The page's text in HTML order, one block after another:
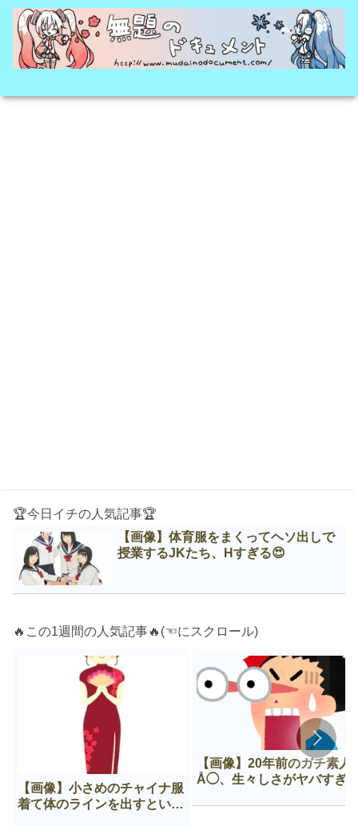
🏆今日イチの人気記事🏆
【画像】体育服をまくってヘソ出しで
授業するJKたち、Нすぎる😍
🔥この1週間の人気記事🔥(☜にスクロール)
【画像】小さめのチャイナ服
着て体のラインを出すという
【画像】20年前のガチ素人
Å◯、生々しさがヤバすぎ